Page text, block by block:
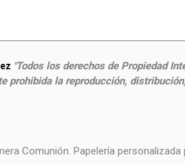
"Todos los derechos de Propiedad
prohibida la reproducción,
Comunión. Papelería